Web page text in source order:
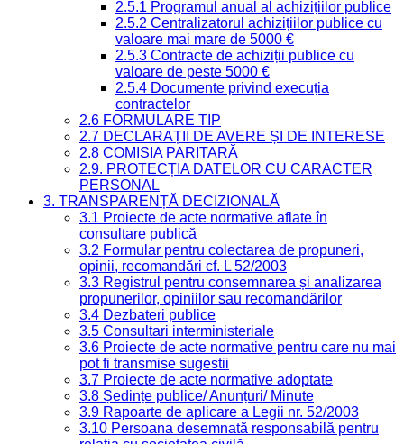
2.5.1 Programul anual al achizițiilor publice
2.5.2 Centralizatorul achizițiilor publice cu
valoare mai mare de 5000 €
2.5.3 Contracte de achiziții publice cu
valoare de peste 5000 €
2.5.4 Documente privind execuția
contractelor
2.6 FORMULARE TIP
2.7 DECLARAȚII DE AVERE ȘI DE INTERESE
2.8 COMISIA PARITARĂ
2.9. PROTECȚIA DATELOR CU CARACTER
PERSONAL
3. TRANSPARENȚĂ DECIZIONALĂ
3.1 Proiecte de acte normative aflate în
consultare publică
3.2 Formular pentru colectarea de propuneri,
opinii, recomandări cf. L 52/2003
3.3 Registrul pentru consemnarea și analizarea
propunerilor, opiniilor sau recomandărilor
3.4 Dezbateri publice
3.5 Consultari interministeriale
3.6 Proiecte de acte normative pentru care nu mai
pot fi transmise sugestii
3.7 Proiecte de acte normative adoptate
3.8 Ședințe publice/ Anunțuri/ Minute
3.9 Rapoarte de aplicare a Legii nr. 52/2003
3.10 Persoana desemnată responsabilă pentru